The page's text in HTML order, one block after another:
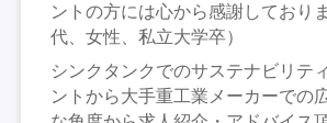
ントの方には心から感謝しており
代、女性、私立大学卒）
シンクタンクでのサステナビリテ
ントから大手重工業メーカーでの